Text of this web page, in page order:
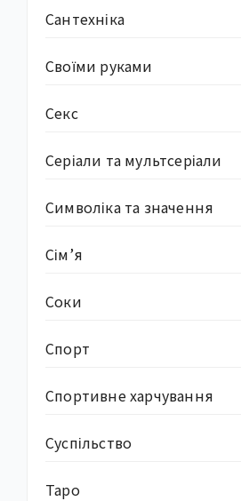
Сантехніка
Своїми руками
Секс
Серіали та мультсеріали
Символіка та значення
Сім’я
Соки
Спорт
Спортивне харчування
Суcпільство
Таро